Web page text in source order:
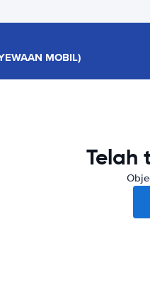
MOBIL)
Telah